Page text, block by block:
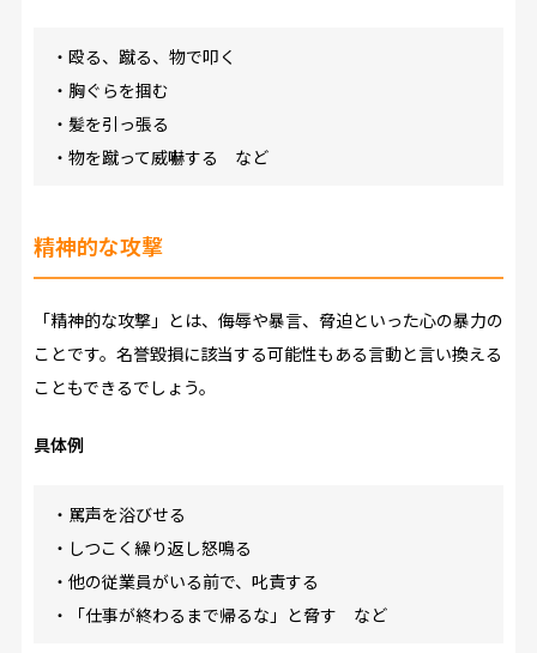
・殴る、蹴る、物で叩く
・胸ぐらを掴む
・髪を引っ張る
・物を蹴って威嚇する など
精神的な攻撃
「精神的な攻撃」とは、侮辱や暴言、脅迫といった心の暴力の
ことです。名誉毀損に該当する可能性もある言動と言い換える
こともできるでしょう。
具体例
・罵声を浴びせる
・しつこく繰り返し怒鳴る
・他の従業員がいる前で、叱責する
・「仕事が終わるまで帰るな」と脅す など